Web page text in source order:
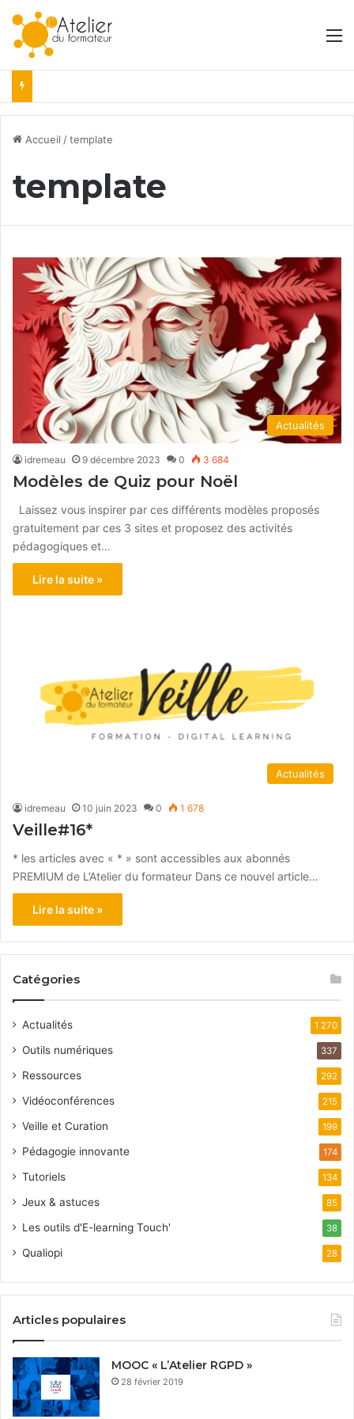
Accueil /template
template
Actualités
idremeau 9 décembre 2023 0 3 684
Modèles de Quiz pour Noël
Laissez vous inspirer par ces différents modèles proposés
gratuitement par ces 3 sites et proposez des activités
pédagogiques et…
Lire la suite »
Actualités
idremeau 10 juin 2023 0 1 678
Veille#16*
* les articles avec « * » sont accessibles aux abonnés
PREMIUM de L’Atelier du formateur Dans ce nouvel article…
Lire la suite »
Catégories
Actualités 1 270
Outils numériques 337
Ressources 292
Vidéoconférences 215
Veille et Curation 199
Pédagogie innovante 174
Tutoriels 134
Jeux & astuces 85
Les outils d'E-learning Touch' 38
Qualiopi 28
Articles populaires
MOOC « L’Atelier RGPD »
28 février 2019